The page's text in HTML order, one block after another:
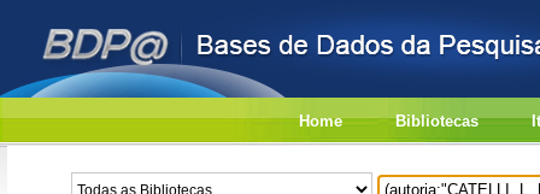
Home Bibliotecas